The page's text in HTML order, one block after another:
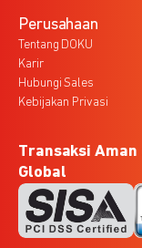
Perusahaan
Tentang DOKU
Karir
Hubungi Sales
Kebijakan Privasi
Transaksi Aman
Global